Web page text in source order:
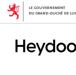
Direkt
zum